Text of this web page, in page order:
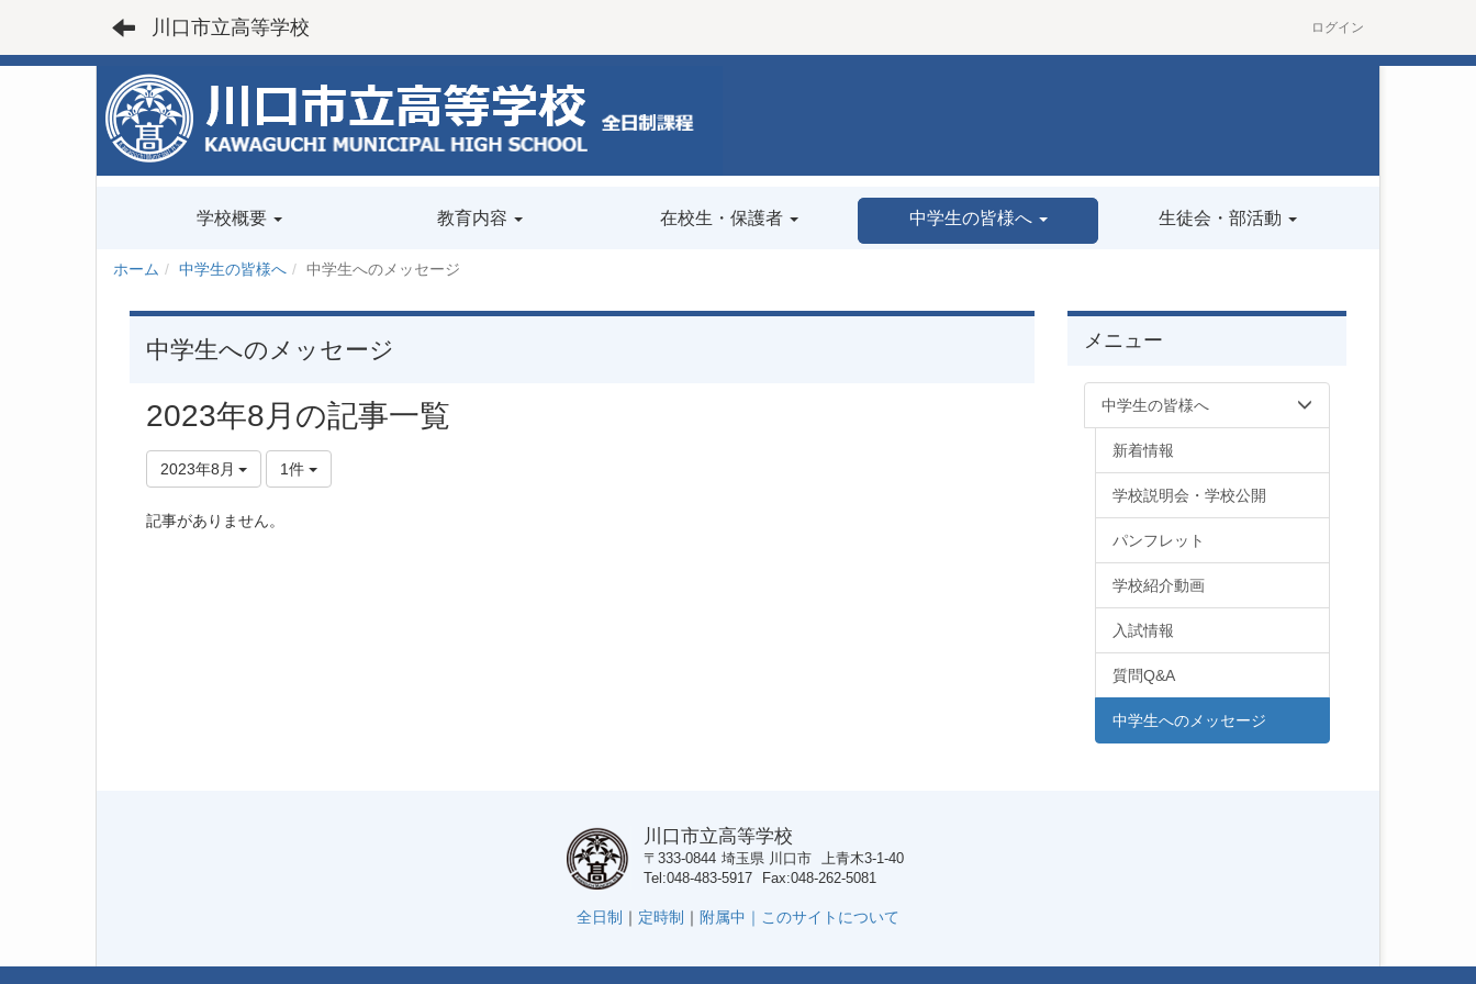
川口市立高等学校 ログイン
学校概要 教育内容 在校生・保護者 中学生の皆様へ 生徒会・部活動
ホーム 中学生の皆様へ 中学生へのメッセージ
中学生へのメッセージ
2023年8月の記事一覧
2023年8月 1件
記事がありません。
メニュー
中学生の皆様へ
新着情報
学校説明会・学校公開
パンフレット
学校紹介動画
入試情報
質問Q&A
中学生へのメッセージ
川口市立高等学校
〒333-0844 埼玉県 川口市 上青木3-1-40
Tel 048-483-5917 Fax 048-262-5081
全日制 ｜ 定時制 ｜ 附属中｜ このサイトについて